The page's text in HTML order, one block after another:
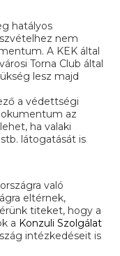
hatályos
nem
A KEK által
Torna Club által
lesz majd
a védettségi
az
ha valaki
látogatását is
való
eltérnek,
titeket, hogy a
a Konzuli Szolgálat
intézkedéseit is